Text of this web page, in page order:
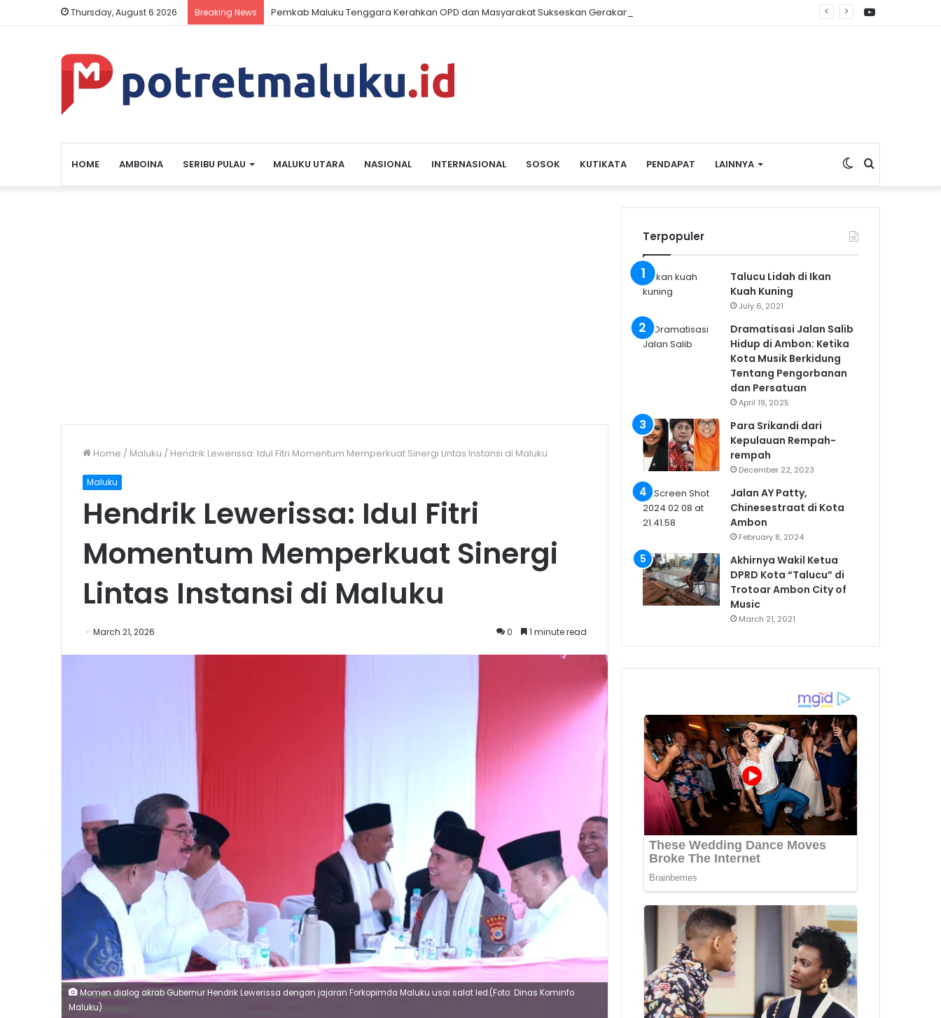
Thursday, August 6 2026 Breaking News Pemkab Maluku Tenggara Kerahkan OPD dan Masyarakat Sukseskan Gerakan Pembagian Bendera Merah Putih
HOME AMBOINA SERIBU PULAU MALUKU UTARA NASIONAL INTERNASIONAL SOSOK KUTIKATA PENDAPAT LAINNYA Search
for
Switch
skin
Home / Maluku / Hendrik Lewerissa: Idul Fitri Momentum Memperkuat Sinergi Lintas Instansi di Maluku
Maluku
Hendrik Lewerissa: Idul Fitri
Momentum Memperkuat Sinergi
Lintas Instansi di Maluku
March 21, 2026 0 1 minute read
Momen dialog akrab Gubernur Hendrik Lewerissa dengan jajaran Forkopimda Maluku usai salat Ied.(Foto: Dinas Kominfo
Maluku)
Terpopuler
Talucu Lidah di Ikan
Kuah Kuning
July 6, 2021
Dramatisasi Jalan Salib
Hidup di Ambon: Ketika
Kota Musik Berkidung
Tentang Pengorbanan
dan Persatuan
April 19, 2025
Para Srikandi dari
Kepulauan Rempah-
rempah
December 22, 2023
Jalan AY Patty,
Chinesestraat di Kota
Ambon
February 8, 2024
Akhirnya Wakil Ketua
DPRD Kota “Talucu” di
Trotoar Ambon City of
Music
March 21, 2021